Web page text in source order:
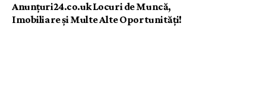
Anunțuri24.co.uk Locuri de Muncă,
Imobiliare și Multe Alte Oportunități!